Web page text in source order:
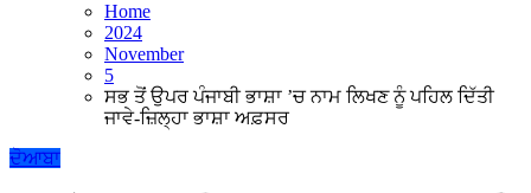
Home
2024
November
5
ਸਭ ਤੋਂ ਉਪਰ ਪੰਜਾਬੀ ਭਾਸ਼ਾ ’ਚ ਨਾਮ ਲਿਖਣ ਨੂੰ ਪਹਿਲ ਦਿੱਤੀ
ਜਾਵੇ-ਜ਼ਿਲ੍ਹਾ ਭਾਸ਼ਾ ਅਫ਼ਸਰ
ਦੋਆਬਾ